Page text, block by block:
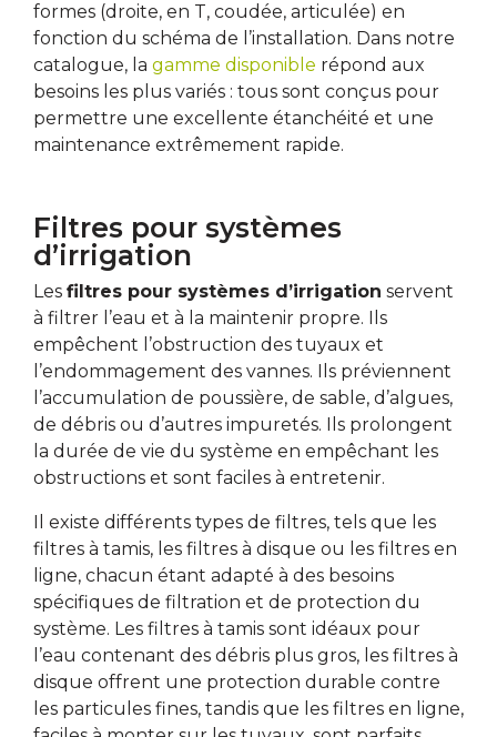
formes (droite, en T, coudée, articulée) en
fonction du schéma de l’installation. Dans notre
catalogue, la gamme disponible répond aux
besoins les plus variés : tous sont conçus pour
permettre une excellente étanchéité et une
maintenance extrêmement rapide.
Filtres pour systèmes
d’irrigation
Les filtres pour systèmes d’irrigation servent
à filtrer l’eau et à la maintenir propre. Ils
empêchent l’obstruction des tuyaux et
l’endommagement des vannes. Ils préviennent
l’accumulation de poussière, de sable, d’algues,
de débris ou d’autres impuretés. Ils prolongent
la durée de vie du système en empêchant les
obstructions et sont faciles à entretenir.
Il existe différents types de filtres, tels que les
filtres à tamis, les filtres à disque ou les filtres en
ligne, chacun étant adapté à des besoins
spécifiques de filtration et de protection du
système. Les filtres à tamis sont idéaux pour
l’eau contenant des débris plus gros, les filtres à
disque offrent une protection durable contre
les particules fines, tandis que les filtres en ligne,